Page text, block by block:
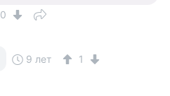
0
9 лет 1